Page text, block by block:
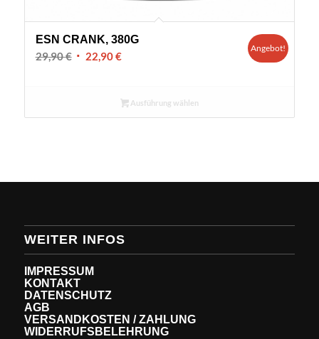
ESN CRANK, 380G
29,90€ Ursprünglicher
22,90€Aktueller
22,90 €.
Angebot!
Ausführung wählen
WEITER INFOS
IMPRESSUM
KONTAKT
DATENSCHUTZ
AGB
VERSANDKOSTEN / ZAHLUNG
WIDERRUFSBELEHRUNG